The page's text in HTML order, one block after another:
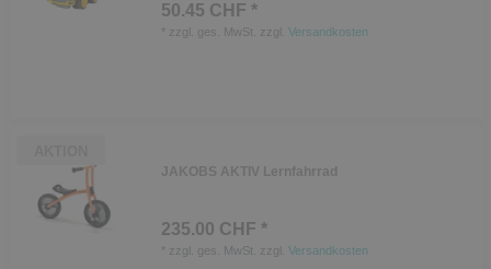
50.45 CHF *
zzgl. ges. MwSt. zzgl. Versandkosten
JAKOBS AKTIV Lernfahrrad
235.00 CHF *
zzgl. ges. MwSt. zzgl. Versandkosten